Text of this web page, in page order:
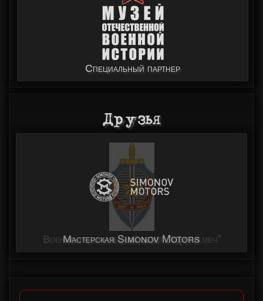
Специальный партнер
Друзья
Мастерская Simonov Motors